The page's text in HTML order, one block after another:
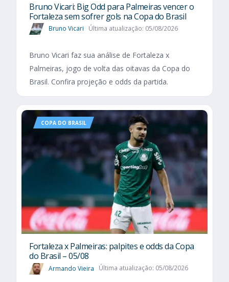
Bruno Vicari: Big Odd para Palmeiras vencer o
Fortaleza sem sofrer gols na Copa do Brasil
Bruno Vicari Última atualização: 05/08/2026
Bruno Vicari faz sua análise de Fortaleza x
Palmeiras, jogo de volta das oitavas da Copa do
Brasil. Confira projeção e odds da partida.
COPA DO BRASIL
Fortaleza x Palmeiras: palpites e odds da Copa
do Brasil – 05/08
Armando Vieira Última atualização: 05/08/2026